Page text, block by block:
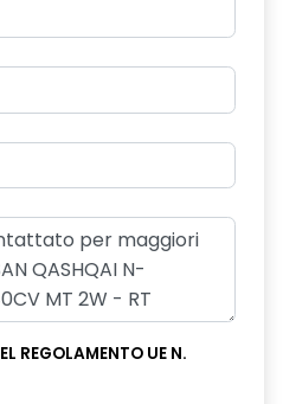
REGOLAMENTO UE N.